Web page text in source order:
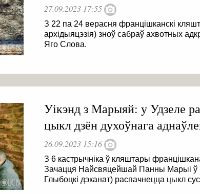
27.09.2023 17:55
З 22 па 24 верасня францішканскі
архідыяцэзія) зноў сабраў ахвотных
Яго Слова.
Уікэнд з Марыяй: у Удзеле
цыкл дзён духоўнага
26.09.2023 15:16
З 6 кастрычніка ў кляштары
Зачацця Найсвяцейшай Панны Марыі ў
Глыбоцкі дэканат) распачнецца цыкл